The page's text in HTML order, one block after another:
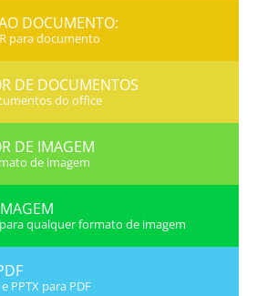
DOCUMENTO:
para documento
DE DOCUMENTOS
do office
DE IMAGEM
de imagem
qualquer formato de imagem
PPTX para PDF